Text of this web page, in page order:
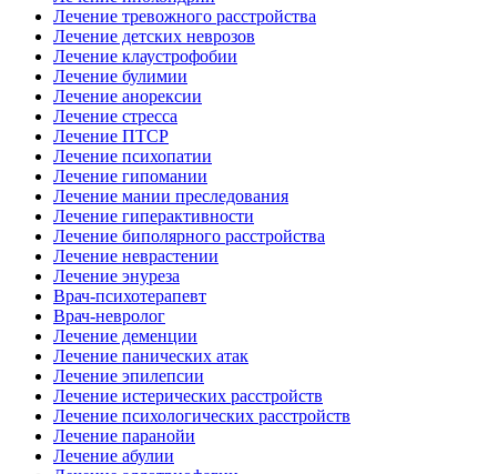
Лечение тревожного расстройства
Лечение детских неврозов
Лечение клаустрофобии
Лечение булимии
Лечение анорексии
Лечение стресса
Лечение ПТСР
Лечение психопатии
Лечение гипомании
Лечение мании преследования
Лечение гиперактивности
Лечение биполярного расстройства
Лечение неврастении
Лечение энуреза
Врач-психотерапевт
Врач-невролог
Лечение деменции
Лечение панических атак
Лечение эпилепсии
Лечение истерических расстройств
Лечение психологических расстройств
Лечение паранойи
Лечение абулии